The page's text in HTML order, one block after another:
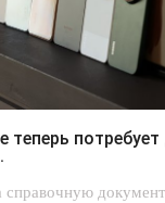
справочную